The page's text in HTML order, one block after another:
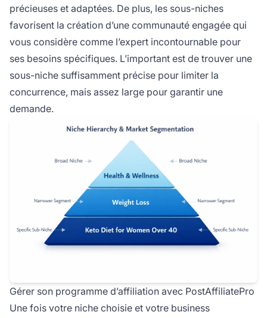
précieuses et adaptées. De plus, les sous-niches
favorisent la création d’une communauté engagée qui
vous considère comme l’expert incontournable pour
ses besoins spécifiques. L’important est de trouver une
sous-niche suffisamment précise pour limiter la
concurrence, mais assez large pour garantir une
demande.
Gérer son programme d’affiliation avec PostAffiliatePro
Une fois votre niche choisie et votre business